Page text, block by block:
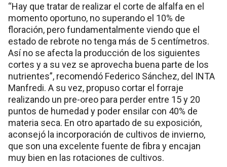
“Hay que tratar de realizar el corte de alfalfa en el
momento oportuno, no superando el 10% de
floración, pero fundamentalmente viendo que el
estado de rebrote no tenga más de 5 centímetros.
Así no se afecta la producción de los siguientes
cortes y a su vez se aprovecha buena parte de los
nutrientes”, recomendó Federico Sánchez, del INTA
Manfredi. A su vez, propuso cortar el forraje
realizando un pre-oreo para perder entre 15 y 20
puntos de humedad y poder ensilar con 40% de
materia seca. En otro apartado de su exposición,
aconsejó la incorporación de cultivos de invierno,
que son una excelente fuente de fibra y encajan
muy bien en las rotaciones de cultivos.